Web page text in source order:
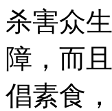
杀害众
障，而
倡素食